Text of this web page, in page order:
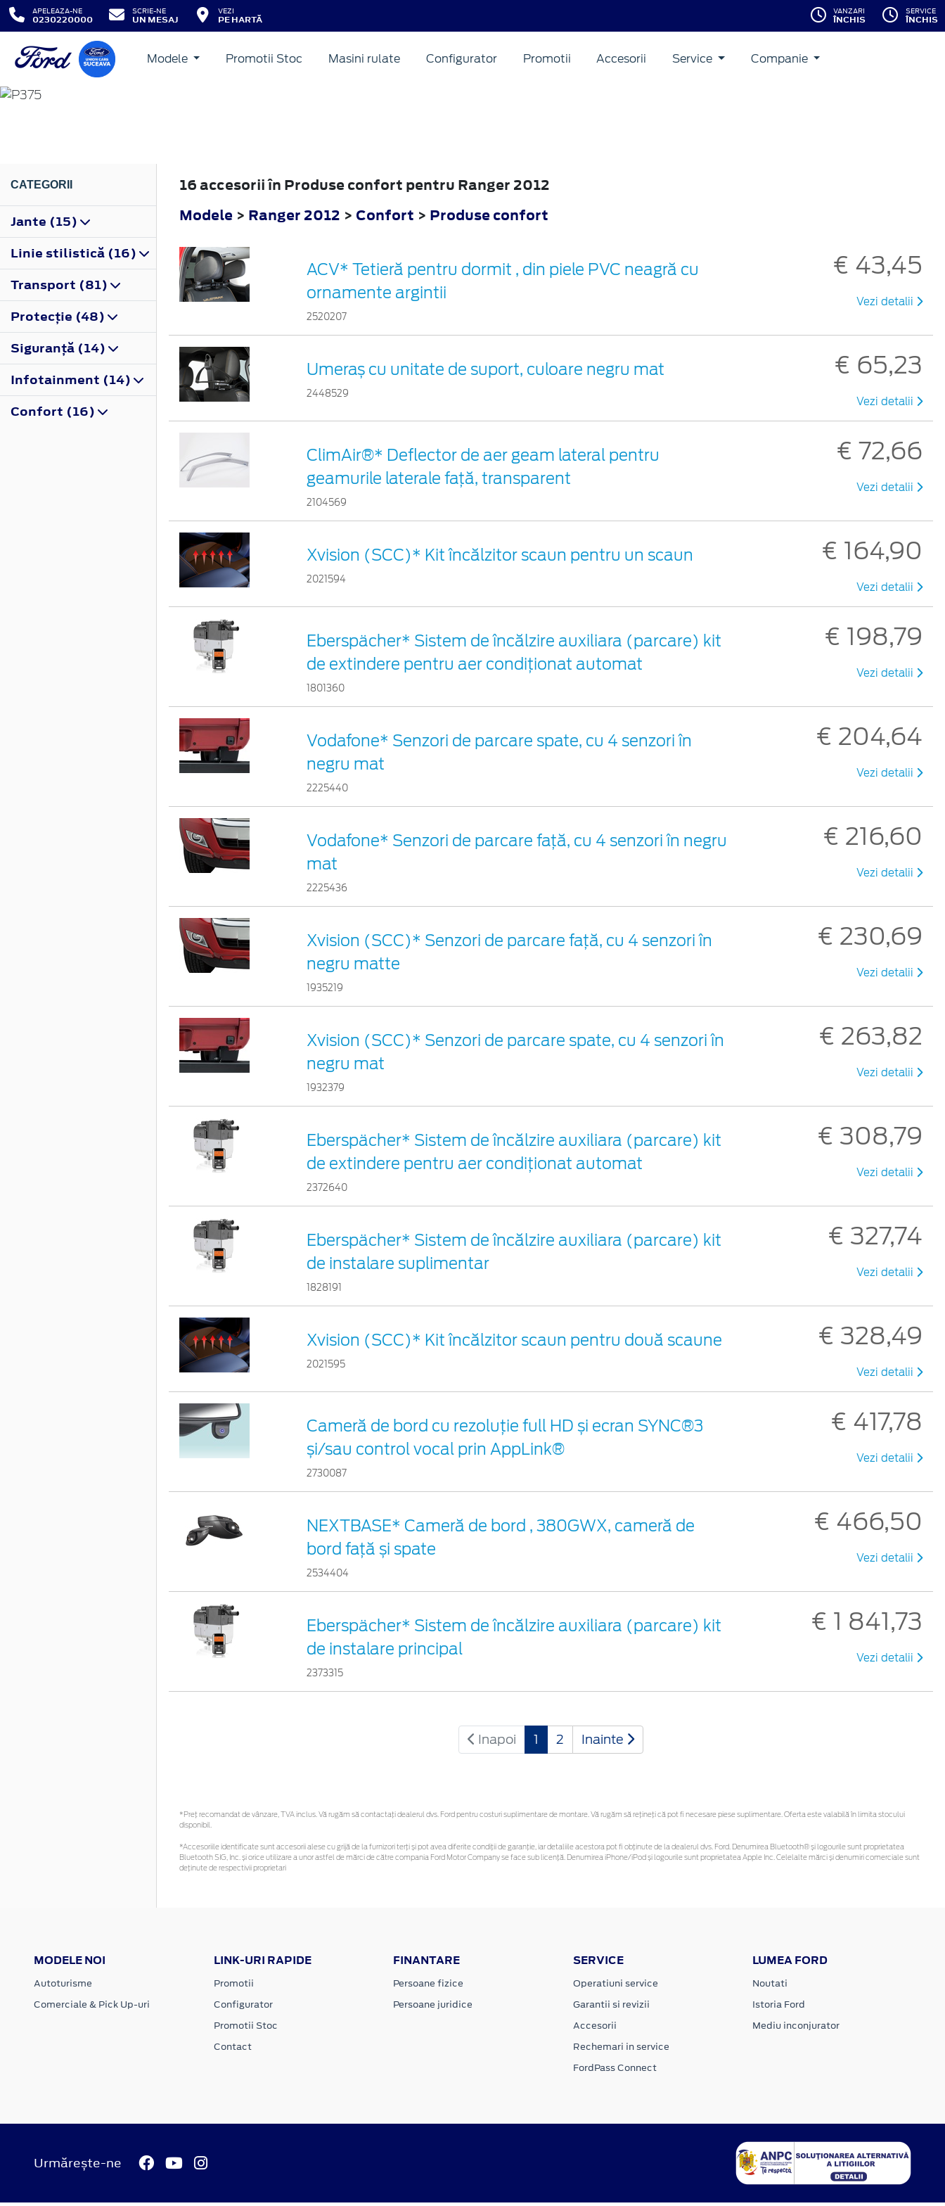
APELEAZA-NE
0230220000
SCRIE-NE
UN MESAJ
VEZI
PE HARTĂ
VANZARI
ÎNCHIS
SERVICE
ÎNCHIS
Modele Promotii Stoc Masini rulate Configurator Promotii Accesorii Service Companie
RANGER
CATEGORII
Jante (15)
Linie stilistică (16)
Transport (81)
Protecţie (48)
Siguranţă (14)
Infotainment (14)
Confort (16)
16 accesorii în Produse confort pentru Ranger 2012
Modele > Ranger 2012 > Confort > Produse confort
ACV* Tetieră pentru dormit , din piele PVC neagră cu
ornamente argintii
2520207
€ 43,45
Vezi detalii
Umeraș cu unitate de suport, culoare negru mat
2448529
€ 65,23
Vezi detalii
ClimAir®* Deflector de aer geam lateral pentru
geamurile laterale faţă, transparent
2104569
€ 72,66
Vezi detalii
Xvision (SCC)* Kit încălzitor scaun pentru un scaun
2021594
€ 164,90
Vezi detalii
Eberspächer* Sistem de încălzire auxiliara (parcare) kit
de extindere pentru aer condiționat automat
1801360
€ 198,79
Vezi detalii
Vodafone* Senzori de parcare spate, cu 4 senzori în
negru mat
2225440
€ 204,64
Vezi detalii
Vodafone* Senzori de parcare față, cu 4 senzori în negru
mat
2225436
€ 216,60
Vezi detalii
Xvision (SCC)* Senzori de parcare faţă, cu 4 senzori în
negru matte
1935219
€ 230,69
Vezi detalii
Xvision (SCC)* Senzori de parcare spate, cu 4 senzori în
negru mat
1932379
€ 263,82
Vezi detalii
Eberspächer* Sistem de încălzire auxiliara (parcare) kit
de extindere pentru aer condiționat automat
2372640
€ 308,79
Vezi detalii
Eberspächer* Sistem de încălzire auxiliara (parcare) kit
de instalare suplimentar
1828191
€ 327,74
Vezi detalii
Xvision (SCC)* Kit încălzitor scaun pentru două scaune
2021595
€ 328,49
Vezi detalii
Cameră de bord cu rezoluție full HD și ecran SYNC®3
și/sau control vocal prin AppLink®
2730087
€ 417,78
Vezi detalii
NEXTBASE* Cameră de bord , 380GWX, cameră de
bord față și spate
2534404
€ 466,50
Vezi detalii
Eberspächer* Sistem de încălzire auxiliara (parcare) kit
de instalare principal
2373315
€ 1 841,73
Vezi detalii
Inapoi 1 2 Inainte
*Preţ recomandat de vânzare, TVA inclus. Vă rugăm să contactaţi dealerul dvs. Ford pentru costuri suplimentare de montare. Vă rugăm să rețineți că pot fi necesare piese suplimentare. Oferta este valabilă în limita stocului
disponibil.
*Accesoriile identificate sunt accesorii alese cu grijă de la furnizori terți și pot avea diferite condiții de garanție, iar detaliile acestora pot fi obținute de la dealerul dvs. Ford. Denumirea Bluetooth® și logourile sunt proprietatea
Bluetooth SIG, Inc. și orice utilizare a unor astfel de mărci de către compania Ford Motor Company se face sub licență. Denumirea iPhone/iPod și logourile sunt proprietatea Apple Inc. Celelalte mărci și denumiri comerciale sunt
deținute de respectivii proprietari
MODELE NOI
Autoturisme
Comerciale & Pick Up-uri
LINK-URI RAPIDE
Promotii
Configurator
Promotii Stoc
Contact
FINANTARE
Persoane fizice
Persoane juridice
SERVICE
Operatiuni service
Garantii si revizii
Accesorii
Rechemari in service
FordPass Connect
LUMEA FORD
Noutati
Istoria Ford
Mediu inconjurator
Urmărește-ne